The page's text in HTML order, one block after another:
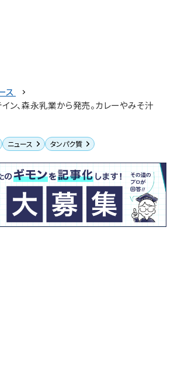
ス
ン、森永乳業から発売。カレーやみそ汁
ニュース タンパク質